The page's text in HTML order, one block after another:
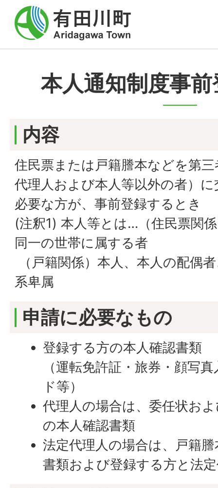
本人通知制度事
内容
住民票または戸籍謄本などを第
代理人および本人等以外の者）
必要な方が、事前登録するとき
(注釈1) 本人等とは…（住民票関
同一の世帯に属する者
（戸籍関係）本人、本人の配偶
系卑属
申請に必要なもの
登録する方の本人確認書類
（運転免許証・旅券・顔写
ド等）
代理人の場合は、委任状お
の本人確認書類
法定代理人の場合は、戸籍
書類および登録する方と法